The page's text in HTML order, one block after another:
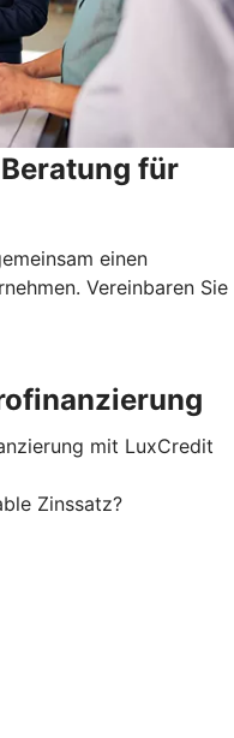
für
einen
Vereinbaren Sie
mit LuxCredit
Zinssatz?